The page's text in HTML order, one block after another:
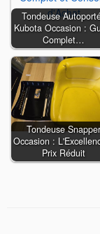
Tondeuse
Kubota Occasion :
Complet…
Tondeuse Snapper
Occasion :
Prix Réduit